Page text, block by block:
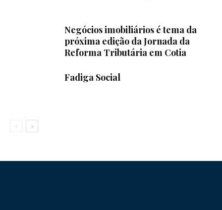
Negócios imobiliários é tema da
próxima edição da Jornada da
Reforma Tributária em Cotia
Fadiga Social